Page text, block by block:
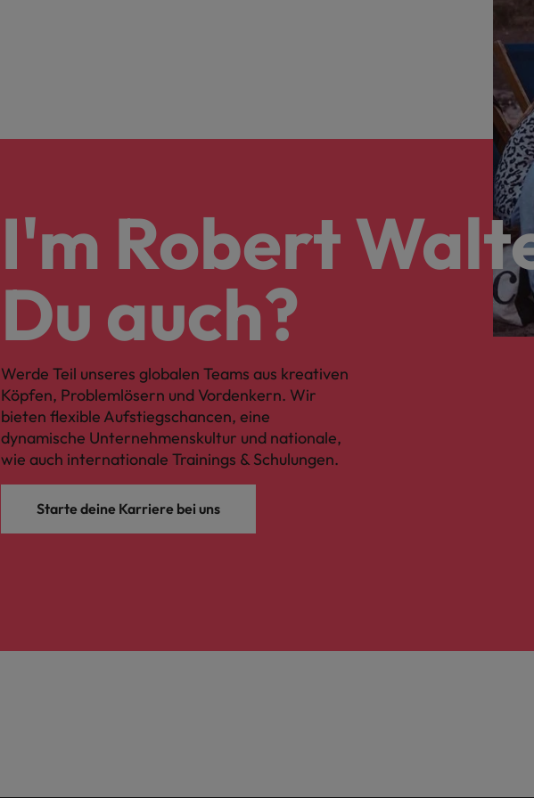
I'm Robert
Du auch?
Werde Teil unseres globalen Teams aus kreativen
Köpfen, Problemlösern und Vordenkern. Wir
bieten flexible Aufstiegschancen, eine
dynamische Unternehmenskultur und nationale,
wie auch internationale Trainings & Schulungen.
Starte deine Karriere bei uns